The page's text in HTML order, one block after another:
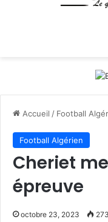
Accueil / Football
Football Algérien
Cheriet
épreuve
octobre 23, 2023 273